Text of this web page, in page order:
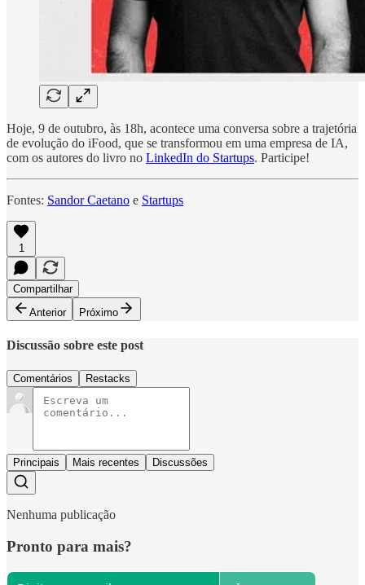
Hoje, 9 de outubro, às 18h, acontece uma conversa sobre a trajetória
de evolução do iFood, que se transformou em uma empresa de IA,
com os autores do livro no LinkedIn do Startups. Participe!
Fontes: Sandor Caetano e Startups
1
Compartilhar
Anterior
Próximo
Discussão sobre este post
Comentários Restacks
Principais Mais recentes Discussões
Nenhuma publicação
Pronto para mais?